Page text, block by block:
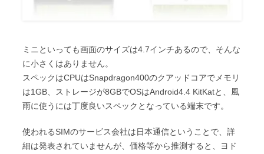
ミニといっても画面のサイズは4.7インチあるので、そんな
に小さくはありません。
スペックはCPUはSnapdragon400のクアッドコアでメモリ
は1GB、ストレージが8GBでOSはAndroid4.4 KitKatと、風
雨に使うには丁度良いスペックとなっている端末です。
使われるSIMのサービス会社は日本通信ということで、詳
細は発表されていませんが、価格等から推測すると、ヨド